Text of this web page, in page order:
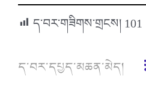
ད་བར་གཟིགས་གྲངས།101
ད་བར་དཔྱད་མཆན་མེད།